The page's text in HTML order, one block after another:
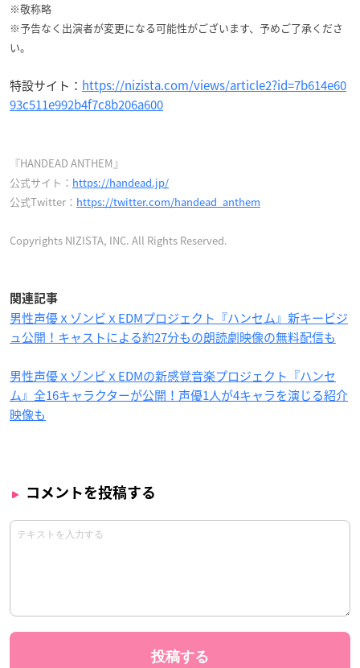
※敬称略
※予告なく出演者が変更になる可能性がございます、予めご了承くださ
い。
特設サイト： https://nizista.com/views/article2?id=7b614e60
93c511e992b4f7c8b206a600
『HANDEAD ANTHEM』
公式サイト： https://handead.jp/
公式Twitter： https://twitter.com/handead_anthem
Copyrights NIZISTA, INC. All Rights Reserved.
関連記事
男性声優ｘゾンビｘEDMプロジェクト『ハンセム』新キービジ
ュ公開！キャストによる約27分もの朗読劇映像の無料配信も
男性声優ｘゾンビｘEDMの新感覚音楽プロジェクト『ハンセ
ム』全16キャラクターが公開！声優1人が4キャラを演じる紹介
映像も
コメントを投稿する